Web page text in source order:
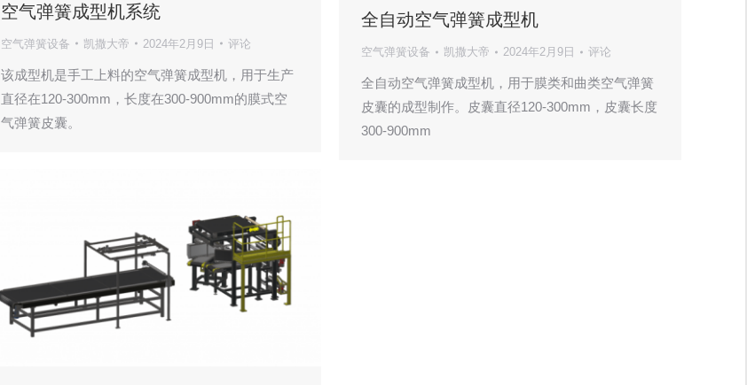
空气弹簧成型机系统
空气弹簧设备 凯撒大帝 2024年2月9日 评论
该成型机是手工上料的空气弹簧成型机，用于生产
直径在120-300mm，长度在300-900mm的膜式空
气弹簧皮囊。
全自动空气弹簧成型机
空气弹簧设备 凯撒大帝 2024年2月9日 评论
全自动空气弹簧成型机，用于膜类和曲类空气弹簧
皮囊的成型制作。皮囊直径120-300mm，皮囊长度
300-900mm